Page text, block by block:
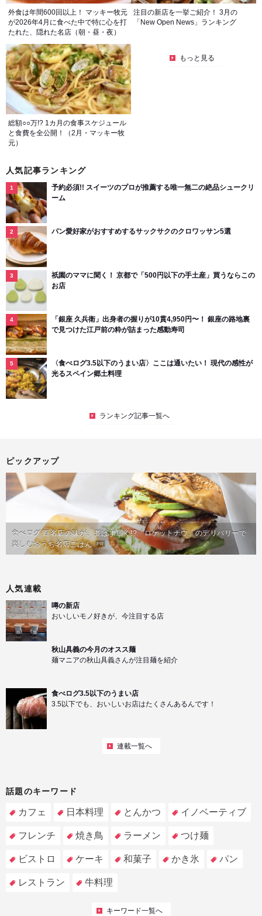
外食は年間600回以上！ マッキー牧元
が2026年4月に食べた中で特に心を打
たれた、隠れた名店（朝・昼・夜）
注目の新店を一挙ご紹介！ 3月の
「New Open News」ランキング
総額○○万!? 1カ月の食事スケジュール
と食費を全公開！（2月・マッキー牧
元）
もっと見る
人気記事ランキング
予約必須!! スイーツのプロが推薦する唯一無二の絶品シュークリ
ーム
パン愛好家がおすすめするサックサクのクロワッサン5選
祇園のママに聞く！ 京都で「500円以下の手土産」買うならこの
お店
「銀座 久兵衛」出身者の握りが10貫4,950円〜！ 銀座の路地裏
で見つけた江戸前の粋が詰まった感動寿司
〈食べログ3.5以下のうまい店〉ここは通いたい！ 現代の感性が
光るスペイン郷土料理
ランキング記事一覧へ
ピックアップ
食べログ 百名店の味が、並ばず届く!?「ロケットナウ」のデリバリーで
楽しむおうち名店ごはん PR
人気連載
噂の新店
おいしいモノ好きが、今注目する店
秋山具義の今月のオスス麺
麺マニアの秋山具義さんが注目麺を紹介
食べログ3.5以下のうまい店
3.5以下でも、おいしいお店はたくさんあるんです！
連載一覧へ
話題のキーワード
カフェ 日本料理 とんかつ イノベーティブ
フレンチ 焼き鳥 ラーメン つけ麺
ビストロ ケーキ 和菓子 かき氷 パン
レストラン 牛料理
キーワード一覧へ